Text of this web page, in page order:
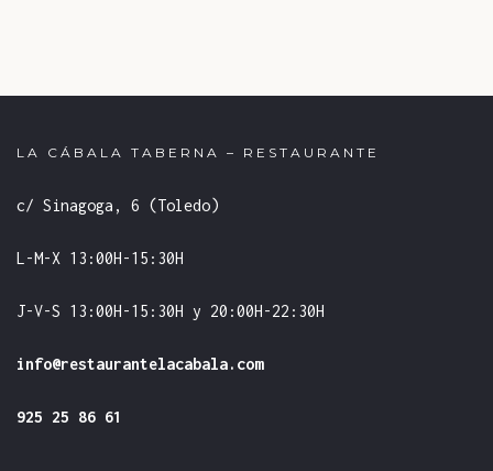
LA CÁBALA TABERNA – RESTAURANTE
c/ Sinagoga, 6 (Toledo)
L-M-X 13:00H-15:30H
J-V-S 13:00H-15:30H y 20:00H-22:30H
info@restaurantelacabala.com
925 25 86 61